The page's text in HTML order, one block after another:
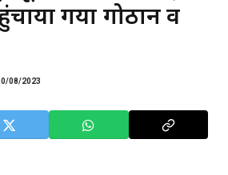
गया गोठान व
08/2023